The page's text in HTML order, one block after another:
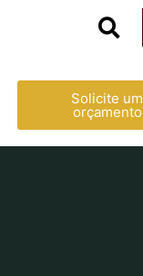
Solicite um
orçamento